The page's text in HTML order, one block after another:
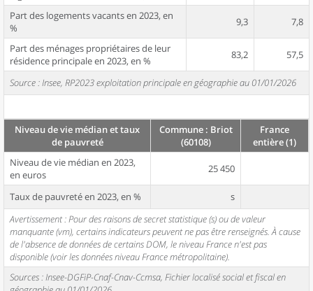
Part des logements vacants en 2023, en
%
9,3 7,8
Part des ménages propriétaires de leur
résidence principale en 2023, en %
83,2 57,5
Source : Insee, RP2023 exploitation principale en géographie au 01/01/2026
Niveau de vie médian et taux
de pauvreté
Commune : Briot
(60108)
France
entière (1)
Niveau de vie médian en 2023,
en euros
25 450
Taux de pauvreté en 2023, en %
s
Avertissement : Pour des raisons de secret statistique (s) ou de valeur
manquante (vm), certains indicateurs peuvent ne pas être renseignés. À cause
de l'absence de données de certains DOM, le niveau France n'est pas
disponible (voir les données niveau France métropolitaine).
Sources : Insee-DGFiP-Cnaf-Cnav-Ccmsa, Fichier localisé social et fiscal en